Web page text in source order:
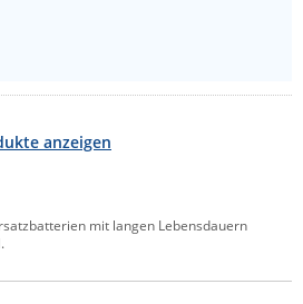
anzeigen
mit langen Lebensdauern